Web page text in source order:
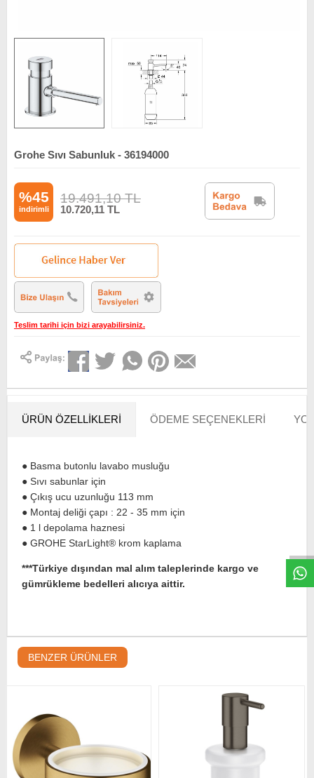
Grohe Sıvı Sabunluk - 36194000
%45
indirimli
19.491,10TL
10.720,11 TL
Teslim tarihi için bizi arayabilirsiniz.
ÜRÜN ÖZELLIKLERI ÖDEME SEÇENEKLERI
● Basma butonlu lavabo musluğu
● Sıvı sabunlar için
● Çıkış ucu uzunluğu 113 mm
● Montaj deliği çapı : 22 - 35 mm için
● 1 l depolama haznesi
● GROHE StarLight® krom kaplama
***Türkiye dışından mal alım taleplerinde kargo ve
gümrükleme bedelleri alıcıya aittir.
BENZER ÜRÜNLER